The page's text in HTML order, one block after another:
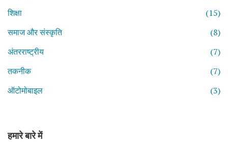
शिक्षा
(15)
समाज और संस्कृति
(8)
अंतरराष्ट्रीय
(7)
तकनीक
(7)
ऑटोमोबाइल
(3)
हमारे बारे में